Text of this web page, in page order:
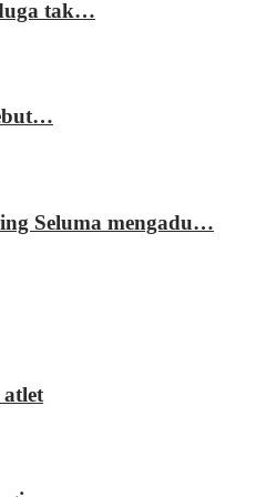
tak…
Seluma mengadu…